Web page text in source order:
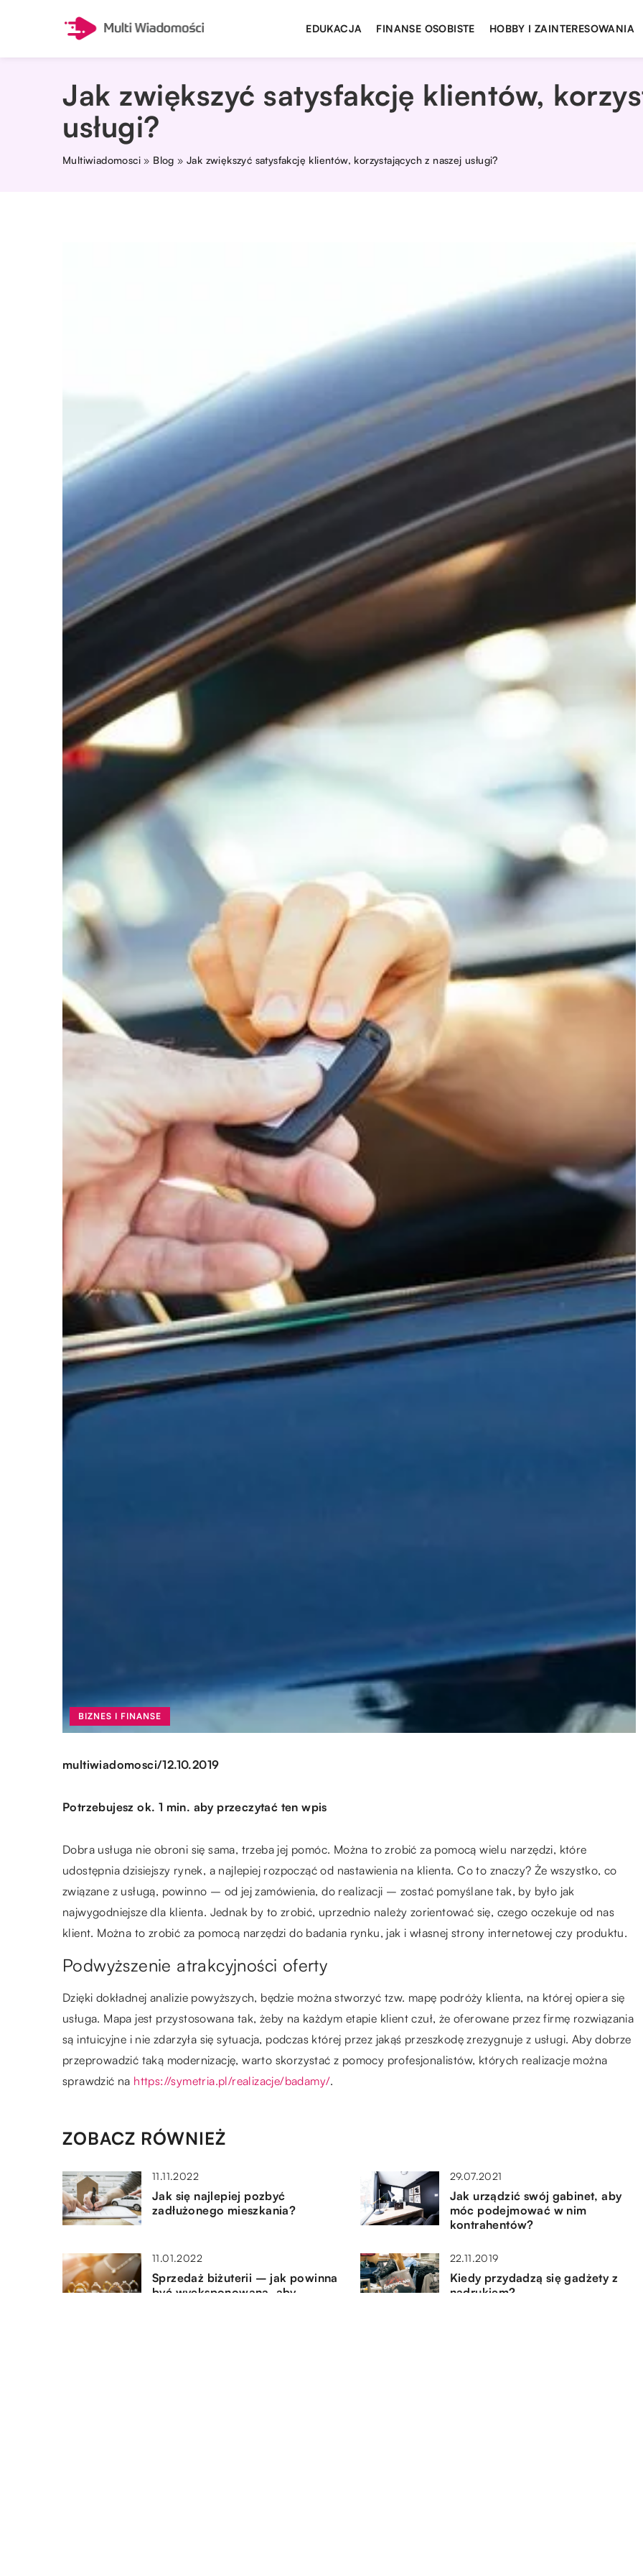
EDUKACJA FINANSE OSOBISTE HOBBY I ZAINTERESOWANIA
Jak zwiększyć satysfakcję klientów,
usługi?
Multiwiadomosci » Blog »Jak zwiększyć satysfakcję klientów, korzystających z naszej usługi?
BIZNES I FINANSE
multiwiadomosci/12.10.2019
Potrzebujesz ok. 1 min. aby przeczytać ten wpis
Dobra usługa nie obroni się sama, trzeba jej pomóc. Można to zrobić za pomocą wielu narzędzi, które
udostępnia dzisiejszy rynek, a najlepiej rozpocząć od nastawienia na klienta. Co to znaczy? Że wszystko, co
związane z usługą, powinno – od jej zamówienia, do realizacji – zostać pomyślane tak, by było jak
najwygodniejsze dla klienta. Jednak by to zrobić, uprzednio należy zorientować się, czego oczekuje od nas
klient. Można to zrobić za pomocą narzędzi do badania rynku, jak i własnej strony internetowej czy produktu.
Podwyższenie atrakcyjności oferty
Dzięki dokładnej analizie powyższych, będzie można stworzyć tzw. mapę podróży klienta, na której opiera się
usługa. Mapa jest przystosowana tak, żeby na każdym etapie klient czuł, że oferowane przez firmę rozwiązania
są intuicyjne i nie zdarzyła się sytuacja, podczas której przez jakąś przeszkodę zrezygnuje z usługi. Aby dobrze
przeprowadzić taką modernizację, warto skorzystać z pomocy profesjonalistów, których realizacje można
sprawdzić na https://symetria.pl/realizacje/badamy/.
ZOBACZ RÓWNIEŻ
11.11.2022
Jak się najlepiej pozbyć
zadłużonego mieszkania?
29.07.2021
Jak urządzić swój gabinet, aby
móc podejmować w nim
kontrahentów?
11.01.2022
Sprzedaż biżuterii – jak powinna
być wyeksponowana, aby
22.11.2019
Kiedy przydadzą się gadżety z
nadrukiem?